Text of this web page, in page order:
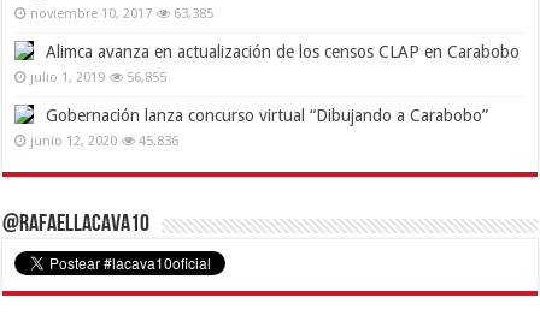
noviembre 10, 2017 63,385
Alimca avanza en actualización de los censos CLAP en Carabobo
julio 1, 2019 56,855
Gobernación lanza concurso virtual “Dibujando a Carabobo”
junio 12, 2020 45,836
@RafaelLacava10